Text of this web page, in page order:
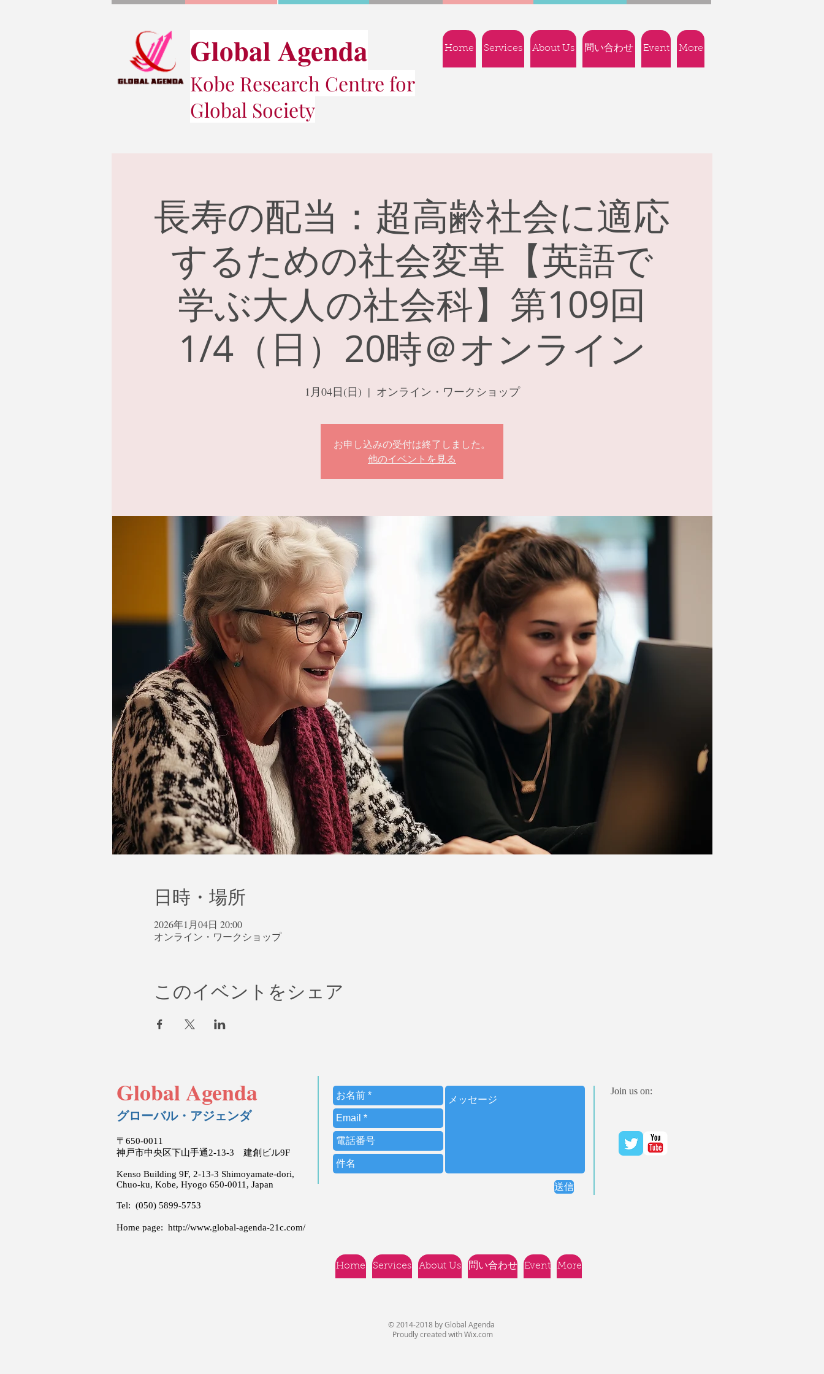
Global Agenda
Kobe Research Centre for
Global Society
Home Services About Us 問い合わせ Event More
長寿の配当：超高齢社会に適応
するための社会変革【英語で
学ぶ大人の社会科】第109回
1/4（日）20時＠オンライン
1月04日(日)
  |
オンライン・ワークショップ
お申し込みの受付は終了しました。
他のイベントを見る
日時・場所
2026年1月04日 20:00
オンライン・ワークショップ
このイベントをシェア
Global Agenda
グローバル・アジェンダ
〒650-0011
神戸市中央区下山手通2-13-3 建創ビル9F
Kenso Building 9F, 2-13-3 Shimoyamate-dori,
Chuo-ku, Kobe, Hyogo 650-0011, Japan
Tel: (050) 5899-5753
Home page: http://www.global-agenda-21c.com/
送信
Join us on:
Home Services About Us 問い合わせ Event More
© 2014-2018 by Global Agenda
Proudly created withWix.com